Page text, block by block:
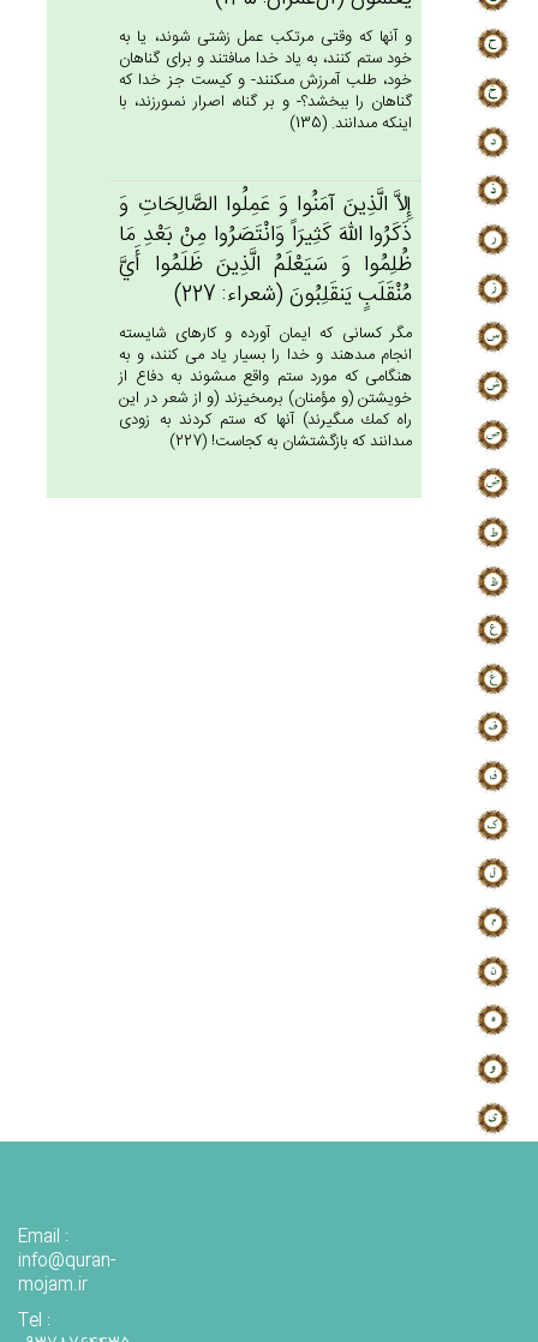
و آنها كه وقتى مرتكب عمل زشتى شوند، يا به
خود ستم كنند، به ياد خدا مى‏افتند و براى گناهان
خود، طلب آمرزش مى‏كنند- و كيست جز خدا كه
گناهان را ببخشد؟- و بر گناه، اصرار نمى‏ورزند، با
اينكه مى‏دانند. (135)
إِلاَّ الَّذِين‌َ آمَنُوا وَ عَمِلُوا الصَّالِحَات‌ِ وَ
ذَكَرُوا الله‌َ كَثِيرَاً وَانْتَصَرُوا مِنْ‌ بَعْدِ مَا
ظُلِمُوا وَ سَيَعْلَم‌ُ الَّذِين‌َ ظَلَمُوا أَي‌َّ
مُنْقَلَب‌ٍ يَنقَلِبُون‌َ (شعراء: 227)
مگر كسانى كه ايمان آورده و كارهاى شايسته
انجام مى‏دهند و خدا را بسيار ياد مى كنند، و به
هنگامى كه مورد ستم واقع مى‏شوند به دفاع از
خويشتن (و مؤمنان) برمى‏خيزند (و از شعر در اين
راه كمك مى‏گيرند) آنها كه ستم كردند به زودى
مى‏دانند كه بازگشتشان به كجاست! (227)
Email :
info@quran-
mojam.ir
Tel :